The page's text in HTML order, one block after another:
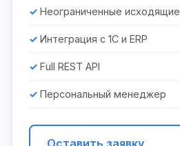
Неограниченные исходящие
Интеграция с 1С и ERP
Full REST API
Персональный менеджер
Оставить заявку